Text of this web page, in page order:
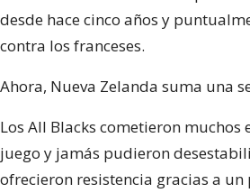
desde hace cinco años y
contra los franceses.
Ahora, Nueva Zelanda suma una
Los All Blacks cometieron
juego y jamás pudieron
ofrecieron resistencia gracias a